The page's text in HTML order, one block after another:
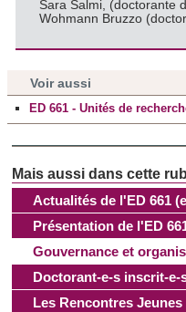
Actualités de l'ED 661
Présentation de l'ED
Gouvernance et
Doctorant-e-s inscrit-e-
Les Rencontres
Sara Salmi, (doctorante
Wohmann Bruzzo
Voir aussi
ED 661 - Unités de